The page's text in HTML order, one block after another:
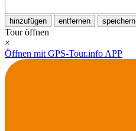
hinzufügen entfernen speichern
Tour öffnen
×
Öffnen mit GPS-Tour.info APP